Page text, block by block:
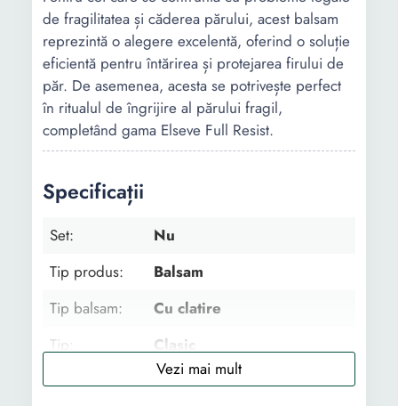
de fragilitatea și căderea părului, acest balsam
reprezintă o alegere excelentă, oferind o soluție
eficientă pentru întărirea și protejarea firului de
păr. De asemenea, acesta se potrivește perfect
în ritualul de îngrijire al părului fragil,
completând gama Elseve Full Resist.
Specificații
Set:
Nu
Tip produs:
Balsam
Tip balsam:
Cu clatire
Tip:
Clasic
Tip par:
Fragil